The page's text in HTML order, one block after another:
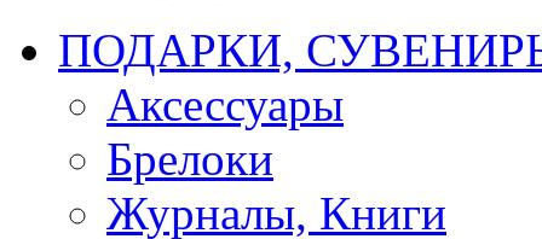
ПОДАРКИ,
Аксессуары
Брелоки
Журналы, Книги